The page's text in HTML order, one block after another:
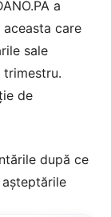
a
care
sale
trimestru.
de
după ce